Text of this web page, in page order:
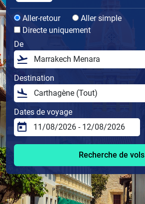
Aller-retour
Aller simple
Directe uniquement
De
Destination
Dates de voyage
Recherche de vols